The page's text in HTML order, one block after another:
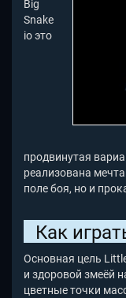
Big
Snake
io это
продвинутая
реализована мечта
поле боя, но и
Как
Основная цель
и здоровой змеёй
цветные точки